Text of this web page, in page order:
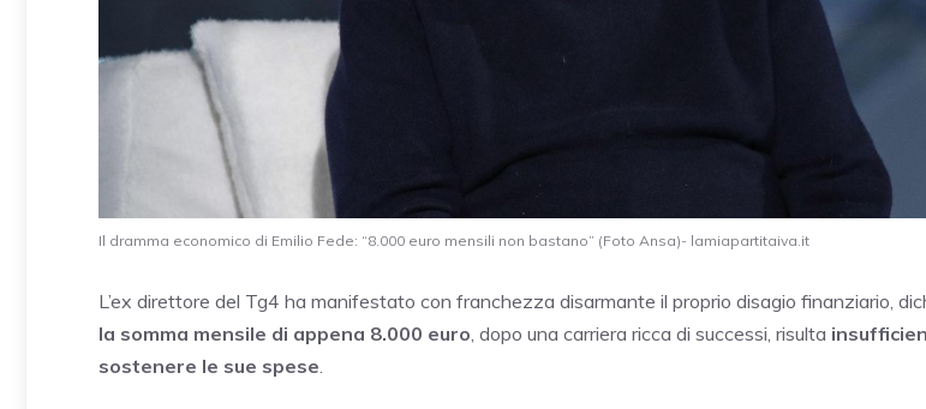
Il dramma economico di Emilio Fede: “8.000 euro mensili non bastano” (Foto Ansa)- lamiapartitaiva.it
L’ex direttore del Tg4 ha manifestato con franchezza disarmante il proprio disagio finanziario,
la somma mensile di appena 8.000 euro , dopo una carriera ricca di successi, risulta
sostenere le sue spese